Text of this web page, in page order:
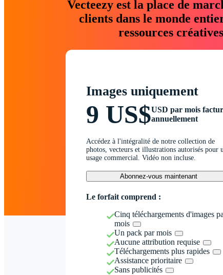
Vecteezy est la place de
clients dans le monde
ressources
Images uniquement
9 US$USD par mois
annuellement
Accédez à l'intégralité de notre collection de
photos, vecteurs et illustrations autorisés pour
usage commercial. Vidéo non incluse.
Abonnez-vous maintenant
Le forfait comprend :
Cinq téléchargements d'images
mois
Un pack par mois
Aucune attribution requise
Téléchargements plus rapides
Assistance prioritaire
Sans publicités